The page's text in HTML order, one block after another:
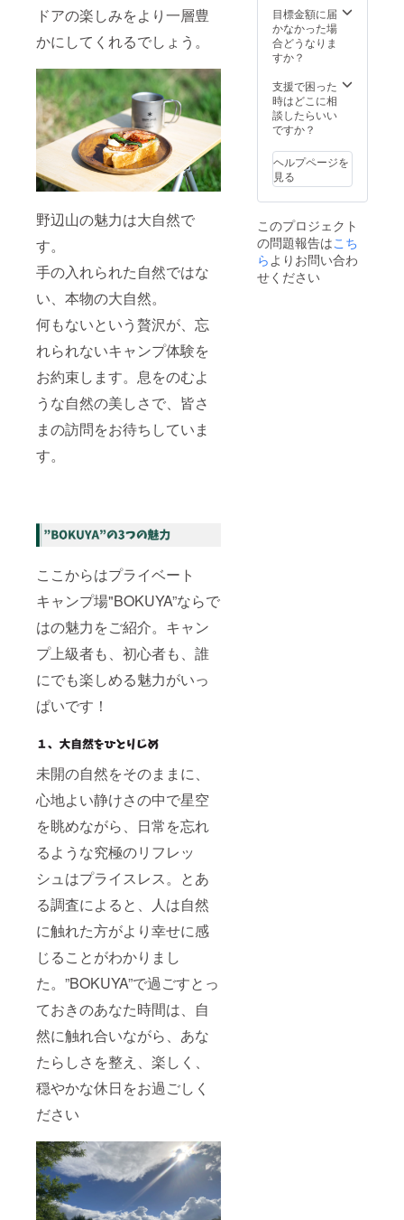
ドアの楽しみをより一層豊
かにしてくれるでしょう。
野辺山の魅力は大自然で
す。
手の入れられた自然ではな
い、本物の大自然。
何もないという贅沢が、忘
れられないキャンプ体験を
お約束します。息をのむよ
うな自然の美しさで、皆さ
まの訪問をお待ちしていま
す。
ここからはプライベート
キャンプ場"BOKUYA”ならで
はの魅力をご紹介。キャン
プ上級者も、初心者も、誰
にでも楽しめる魅力がいっ
ぱいです！
未開の自然をそのままに、
心地よい静けさの中で星空
を眺めながら、日常を忘れ
るような究極のリフレッ
シュはプライスレス。とあ
る調査によると、人は自然
に触れた方がより幸せに感
じることがわかりまし
た。”BOKUYA”で過ごすとっ
ておきのあなた時間は、自
然に触れ合いながら、あな
たらしさを整え、楽しく、
穏やかな休日をお過ごしく
ださい
ありま
す。
ルにて
ご連絡
しま
す。 ※
での交
通費実
費 ※鹿
の収穫
より、
一部内
容が変
更する
があり
ます。
ていた
だきま
す。 ※
現地ま
通費実
費
目標金額に届
かなかった場
合どうなりま
すか？
支援で困った
時はどこに相
談したらいい
ですか？
ヘルプページを
見る
このプロジェクト
の問題報告はこち
ら よりお問い合わ
せください